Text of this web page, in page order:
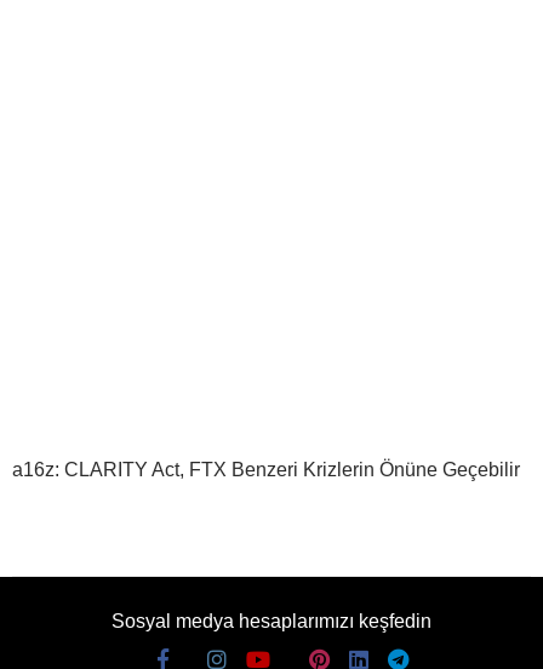
a16z: CLARITY Act, FTX Benzeri Krizlerin Önüne Geçebilir
Sosyal medya hesaplarımızı keşfedin